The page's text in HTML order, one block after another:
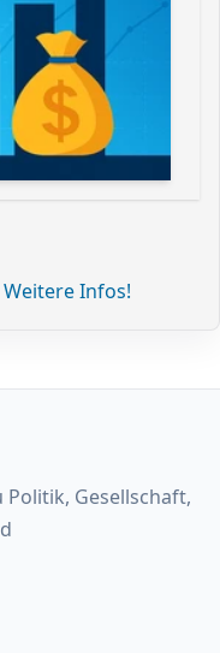
Weitere Infos!
Gesellschaft,